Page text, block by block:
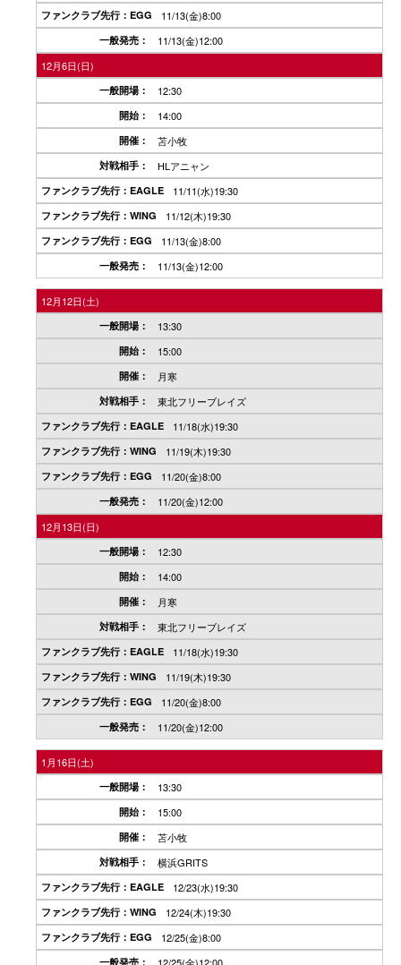
11/13(金)8:00
11/13(金)12:00
12月6日(日)
12:30
14:00
苫小牧
HLアニャン
11/11(水)19:30
11/12(木)19:30
11/13(金)8:00
11/13(金)12:00
12月12日(土)
13:30
15:00
月寒
東北フリーブレイズ
11/18(水)19:30
11/19(木)19:30
11/20(金)8:00
11/20(金)12:00
12月13日(日)
12:30
14:00
月寒
東北フリーブレイズ
11/18(水)19:30
11/19(木)19:30
11/20(金)8:00
11/20(金)12:00
1月16日(土)
13:30
15:00
苫小牧
横浜GRITS
12/23(水)19:30
12/24(木)19:30
12/25(金)8:00